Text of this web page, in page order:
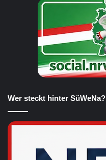
Wer steckt hinter SüWeNa?